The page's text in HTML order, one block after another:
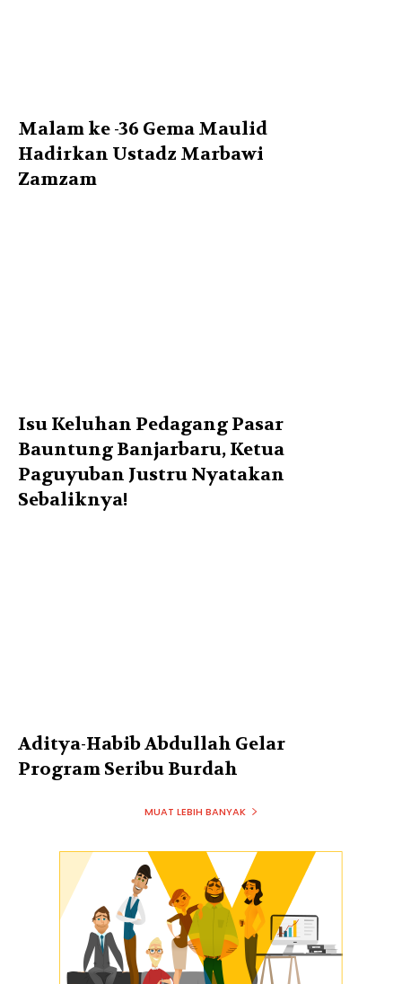
Malam ke -36 Gema Maulid
Hadirkan Ustadz Marbawi
Zamzam
Isu Keluhan Pedagang Pasar
Bauntung Banjarbaru, Ketua
Paguyuban Justru Nyatakan
Sebaliknya!
Aditya-Habib Abdullah Gelar
Program Seribu Burdah
MUAT LEBIH BANYAK